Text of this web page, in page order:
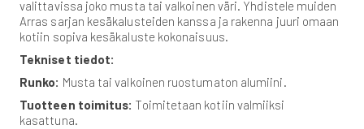
valittavissa joko musta tai valkoinen väri. Yhdistele muiden
Arras sarjan kesäkalusteiden kanssa ja rakenna juuri omaan
kotiin sopiva kesäkaluste kokonaisuus.
Tekniset tiedot:
Runko: Musta tai valkoinen ruostumaton alumiini.
Tuotteen toimitus: Toimitetaan kotiin valmiiksi
kasattuna.